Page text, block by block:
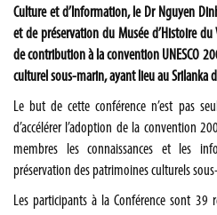
Culture et d’Information, le Dr Nguyen
et de préservation du Musée d’Histoire
de contribution à la convention UNESCO
culturel sous-marin, ayant lieu au
Le but de cette conférence n’est pas
d’accélérer l’adoption de la convention
membres les connaissances et les
préservation des patrimoines culturels
Les participants à la Conférence sont 39